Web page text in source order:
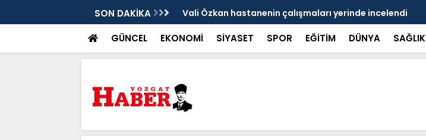
SON DAKİKA Vali Özkan hastanenin çalışmaları yerinde incelendi
GÜNCEL EKONOMİ SİYASET SPOR EĞİTİM DÜNYA SAĞLIK